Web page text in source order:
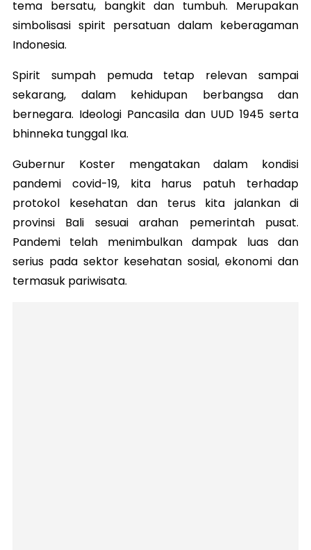
tema bersatu, bangkit dan tumbuh. Merupakan
simbolisasi spirit persatuan dalam keberagaman
Indonesia.
Spirit sumpah pemuda tetap relevan sampai
sekarang, dalam kehidupan berbangsa dan
bernegara. Ideologi Pancasila dan UUD 1945 serta
bhinneka tunggal Ika.
Gubernur Koster mengatakan dalam kondisi
pandemi covid-19, kita harus patuh terhadap
protokol kesehatan dan terus kita jalankan di
provinsi Bali sesuai arahan pemerintah pusat.
Pandemi telah menimbulkan dampak luas dan
serius pada sektor kesehatan sosial, ekonomi dan
termasuk pariwisata.